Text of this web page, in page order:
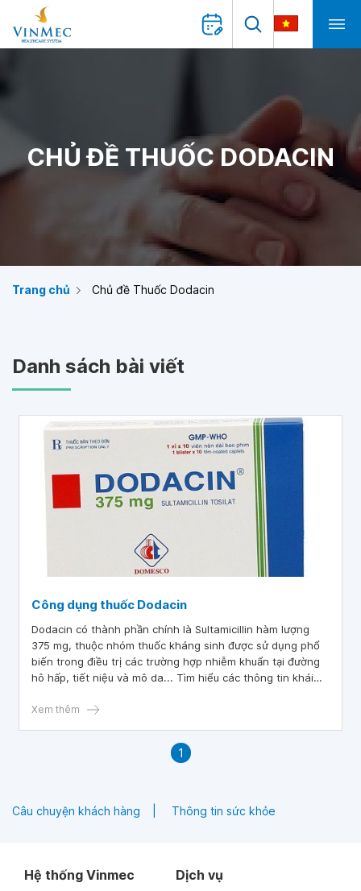
CHỦ ĐỀ THUỐC DODACIN
Trang chủ Chủ đề Thuốc Dodacin
Danh sách bài viết
Công dụng thuốc Dodacin
Dodacin có thành phần chính là Sultamicillin hàm lượng
375 mg, thuộc nhóm thuốc kháng sinh được sử dụng phổ
biến trong điều trị các trường hợp nhiễm khuẩn tại đường
hô hấp, tiết niệu và mô da... Tìm hiểu các thông tin khái
của thuốc Dodacin sẽ giúp bệnh nhân hay người nhà nâng
Xem thêm
1
Câu chuyện khách hàng Thông tin sức khỏe
Hệ thống Vinmec Dịch vụ